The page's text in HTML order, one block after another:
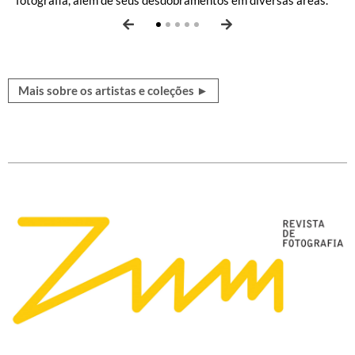
Mais sobre os artistas e coleções ►